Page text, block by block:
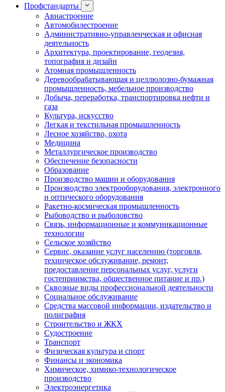
Профстандарты
Авиастроение
Автомобилестроение
Административно-управленческая и офисная
деятельность
Архитектура, проектирование, геодезия,
топография и дизайн
Атомная промышленность
Деревообрабатывающая и целлюлозно-бумажная
промышленность, мебельное производство
Добыча, переработка, транспортировка нефти и
газа
Культура, искусство
Легкая и текстильная промышленность
Лесное хозяйство, охота
Медицина
Металлургическое производство
Обеспечение безопасности
Образование
Производство машин и оборудования
Производство электрооборудования, электронного
и оптического оборудования
Ракетно-космическая промышленность
Рыбоводство и рыболовство
Связь, информационные и коммуникационные
технологии
Сельское хозяйство
Сервис, оказание услуг населению (торговля,
техническое обслуживание, ремонт,
предоставление персональных услуг, услуги
гостеприимства, общественное питание и пр.)
Сквозные виды профессиональной деятельности
Социальное обслуживание
Средства массовой информации, издательство и
полиграфия
Строительство и ЖКХ
Судостроение
Транспорт
Физическая культура и спорт
Финансы и экономика
Химическое, химико-технологическое
производство
Электроэнергетика